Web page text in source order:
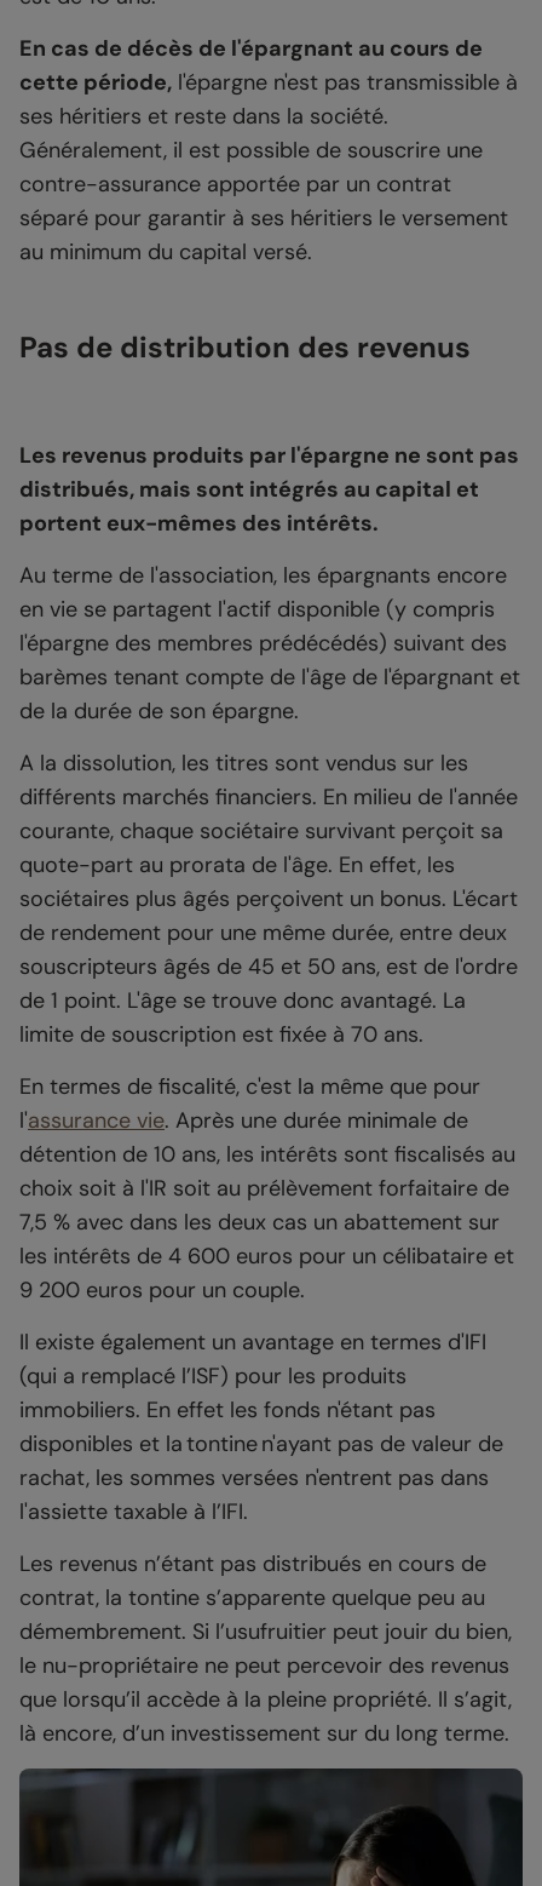
En cas de décès de l'épargnant au cours de
cette période, l'épargne n'est pas transmissible à
ses héritiers et reste dans la société.
Généralement, il est possible de souscrire une
contre-assurance apportée par un contrat
séparé pour garantir à ses héritiers le versement
au minimum du capital versé.
Pas de distribution des revenus
Les revenus produits par l'épargne ne sont pas
distribués, mais sont intégrés au capital et
portent eux-mêmes des intérêts.
Au terme de l'association, les épargnants encore
en vie se partagent l'actif disponible (y compris
l'épargne des membres prédécédés) suivant des
barèmes tenant compte de l'âge de l'épargnant et
de la durée de son épargne.
A la dissolution, les titres sont vendus sur les
différents marchés financiers. En milieu de l'année
courante, chaque sociétaire survivant perçoit sa
quote-part au prorata de l'âge. En effet, les
sociétaires plus âgés perçoivent un bonus. L'écart
de rendement pour une même durée, entre deux
souscripteurs âgés de 45 et 50 ans, est de l'ordre
de 1 point. L'âge se trouve donc avantagé. La
limite de souscription est fixée à 70 ans.
En termes de fiscalité, c'est la même que pour
l'assurance vie. Après une durée minimale de
détention de 10 ans, les intérêts sont fiscalisés au
choix soit à l'IR soit au prélèvement forfaitaire de
7,5 % avec dans les deux cas un abattement sur
les intérêts de 4 600 euros pour un célibataire et
9 200 euros pour un couple.
Il existe également un avantage en termes d'IFI
(qui a remplacé l’ISF) pour les produits
immobiliers. En effet les fonds n'étant pas
disponibles et la tontine n'ayant pas de valeur de
rachat, les sommes versées n'entrent pas dans
l'assiette taxable à l’IFI.
Les revenus n’étant pas distribués en cours de
contrat, la tontine s’apparente quelque peu au
démembrement. Si l’usufruitier peut jouir du bien,
le nu-propriétaire ne peut percevoir des revenus
que lorsqu’il accède à la pleine propriété. Il s’agit,
là encore, d’un investissement sur du long terme.